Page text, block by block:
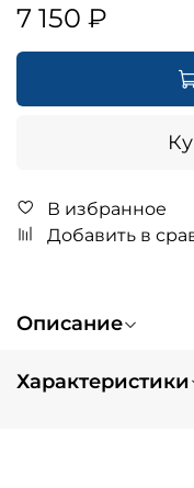
7 150 ₽
В избранное
Добавить в
Описание
Характеристики